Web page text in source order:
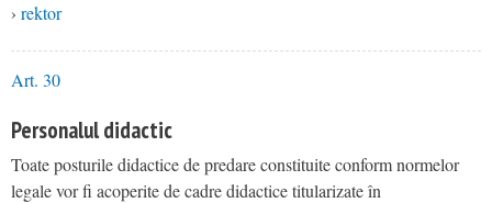
› rektor
Art. 30
Personalul didactic
Toate posturile didactice de predare constituite conform normelor
legale vor fi acoperite de cadre didactice titularizate în